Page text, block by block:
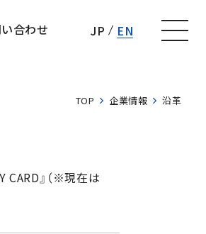
合わせ
JP EN
TOP 企業情報 沿革
』（※現在は